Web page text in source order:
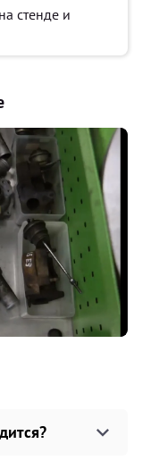
стенде и